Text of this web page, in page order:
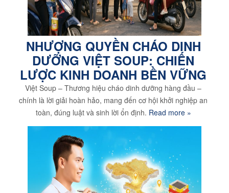
NHƯỢNG QUYỀN CHÁO DINH
DƯỠNG VIỆT SOUP: CHIẾN
LƯỢC KINH DOANH BỀN VỮNG
Việt Soup – Thương hiệu cháo dinh dưỡng hàng đầu –
chính là lời giải hoàn hảo, mang đến cơ hội khởi nghiệp an
toàn, đúng luật và sinh lời ổn định. Read more »